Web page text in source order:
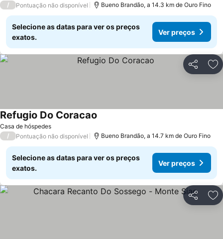
/ Pontuação não disponível Bueno Brandão, a 14.3 km de Ouro Fino
Selecione as datas para ver os preços
exatos.
Ver preços
Partilhar
Casa de hóspedes
Refugio Do Coracao
/ Pontuação não disponível Bueno Brandão, a 14.7 km de Ouro Fino
Selecione as datas para ver os preços
exatos.
Ver preços
Partilhar